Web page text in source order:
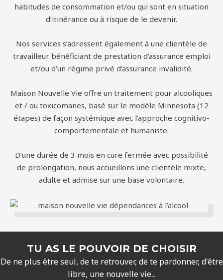
habitudes de consommation et/ou qui sont en situation
d’itinérance ou à risque de le devenir.
Nos services s’adressent également à une clientèle de
travailleur bénéficiant de prestation d’assurance emploi
et/ou d’un régime privé d’assurance invalidité.
Maison Nouvelle Vie offre un traitement pour alcooliques
et / ou toxicomanes, basé sur le modèle Minnesota (12
étapes) de façon systémique avec l’approche cognitivo-
comportementale et humaniste.
D’une durée de 3 mois en cure fermée avec possibilité
de prolongation, nous accueillons une clientèle mixte,
adulte et admise sur une base volontaire.
TU AS LE POUVOIR DE CHOISIR
De ne plus être seul, de te retrouver, de te pardonner, d'être
libre, une nouvelle vie...